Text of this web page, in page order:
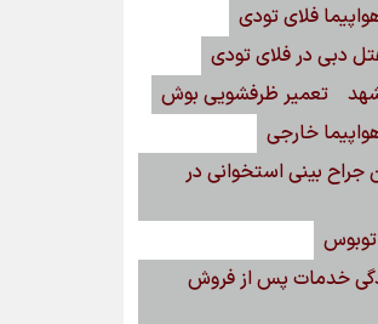
فلای تودی
دبی در فلای تودی
تعمیر ظرفشویی بوش
خارجی
جراح بینی استخوانی در
خدمات پس از فروش